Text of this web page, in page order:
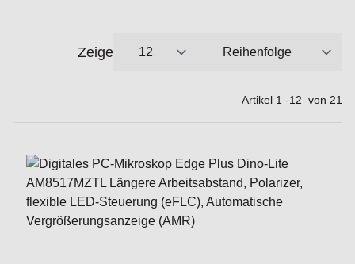
Artikel 1 -12 von 21
Zeige
pro Seite Sortieren nach